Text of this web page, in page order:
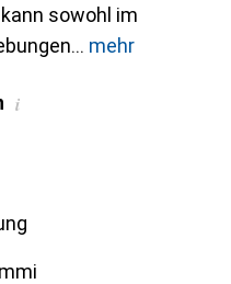
sowohl im
mehr
i